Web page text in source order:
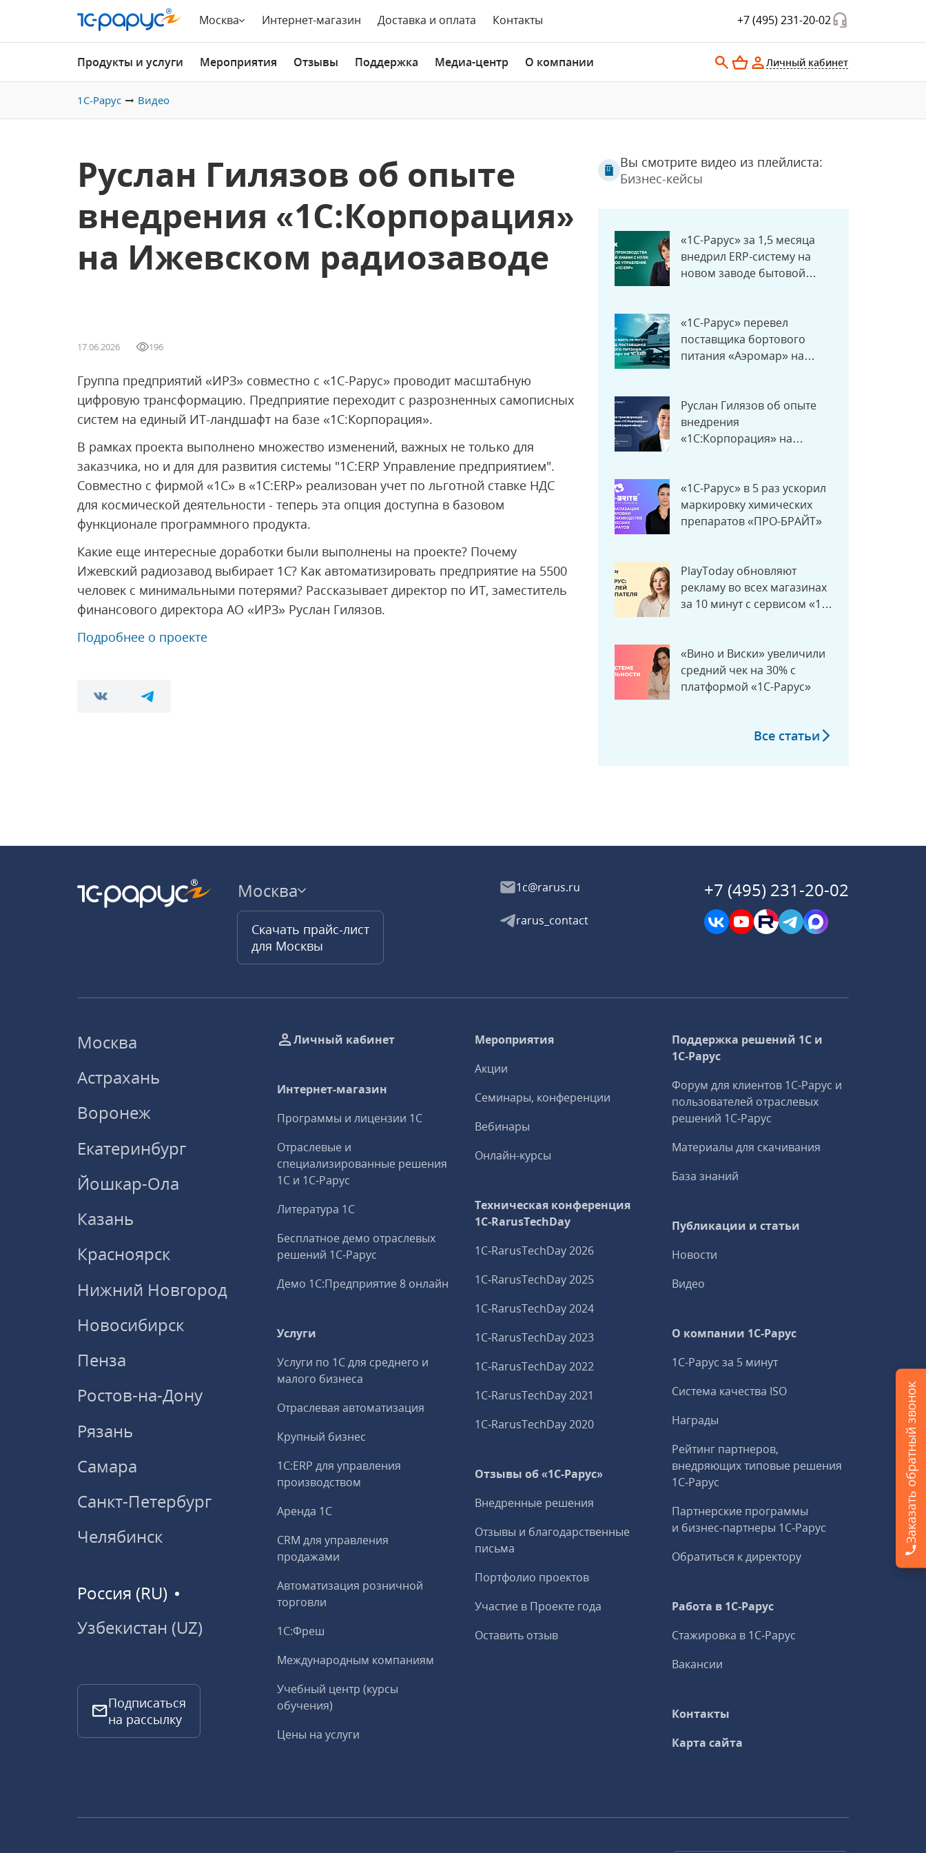
Москва Интернет-магазин Доставка и оплата Контакты +7 (495) 231-20-02
Продукты и услуги Мероприятия Отзывы Поддержка Медиа-центр О компании Личный кабинет
1С-Рарус Видео
Руслан Гилязов об опыте
внедрения «1С:Корпорация»
на Ижевском радиозаводе
17.06.2026 196
Группа предприятий «ИРЗ» совместно с «1С-Рарус» проводит масштабную
цифровую трансформацию. Предприятие переходит с разрозненных самописных
систем на единый ИТ-ландшафт на базе «1С:Корпорация».
В рамках проекта выполнено множество изменений, важных не только для
заказчика, но и для для развития системы "1С:ERP Управление предприятием".
Совместно с фирмой «1С» в «1C:ERP» реализован учет по льготной ставке НДС
для космической деятельности - теперь эта опция доступна в базовом
функционале программного продукта.
Какие еще интересные доработки были выполнены на проекте? Почему
Ижевский радиозавод выбирает 1С? Как автоматизировать предприятие на 5500
человек с минимальными потерями? Рассказывает директор по ИТ, заместитель
финансового директора АО «ИРЗ» Руслан Гилязов.
Подробнее о проекте
Вы смотрите видео из плейлиста:
Бизнес-кейсы
«1С-Рарус» за 1,5 месяца
внедрил ERP-систему на
новом заводе бытовой
«1С-Рарус» перевел
поставщика бортового
питания «Аэромар» на
Руслан Гилязов об опыте
внедрения
«1С:Корпорация» на
«1С-Рарус» в 5 раз ускорил
маркировку химических
препаратов «ПРО-БРАЙТ»
PlayToday обновляют
рекламу во всех магазинах
за 10 минут с сервисом «1С-
«Вино и Виски» увеличили
средний чек на 30% с
платформой «1С-Рарус»
Все статьи
Москва
Скачать прайс-лист
для Москвы
1c@rarus.ru
rarus_contact
+7 (495) 231-20-02
Москва
Астрахань
Воронеж
Екатеринбург
Йошкар-Ола
Казань
Красноярск
Нижний Новгород
Новосибирск
Пенза
Ростов-на-Дону
Рязань
Самара
Санкт-Петербург
Челябинск
Россия (RU)
Узбекистан (UZ)
Подписаться
на рассылку
Личный кабинет
Интернет-магазин
Программы и лицензии 1С
Отраслевые и
специализированные решения
1С и 1С‑Рарус
Литература 1С
Бесплатное демо отраслевых
решений 1С‑Рарус
Демо 1С:Предприятие 8 онлайн
Услуги
Услуги по 1С для среднего и
малого бизнеса
Отраслевая автоматизация
Крупный бизнес
1С:ERP для управления
производством
Аренда 1С
CRM для управления
продажами
Автоматизация розничной
торговли
1С:Фреш
Международным компаниям
Учебный центр (курсы
обучения)
Цены на услуги
Мероприятия
Акции
Семинары, конференции
Вебинары
Онлайн-курсы
Техническая конференция
1C‑RarusTechDay
1C‑RarusTechDay 2026
1C‑RarusTechDay 2025
1C‑RarusTechDay 2024
1C‑RarusTechDay 2023
1C‑RarusTechDay 2022
1C‑RarusTechDay 2021
1C‑RarusTechDay 2020
Отзывы об «1С-Рарус»
Внедренные решения
Отзывы и благодарственные
письма
Портфолио проектов
Участие в Проекте года
Оставить отзыв
Поддержка решений 1С и
1С‑Рарус
Форум для клиентов 1С‑Рарус и
пользователей отраслевых
решений 1С‑Рарус
Материалы для скачивания
База знаний
Публикации и статьи
Новости
Видео
О компании 1C-Рарус
1С-Рарус за 5 минут
Система качества ISO
Награды
Рейтинг партнеров,
внедряющих типовые решения
1С‑Рарус
Партнерские программы
и бизнес‑партнеры 1С‑Рарус
Обратиться к директору
Работа в 1С‑Рарус
Стажировка в 1С‑Рарус
Вакансии
Контакты
Карта сайта
Заказать обратный звонок